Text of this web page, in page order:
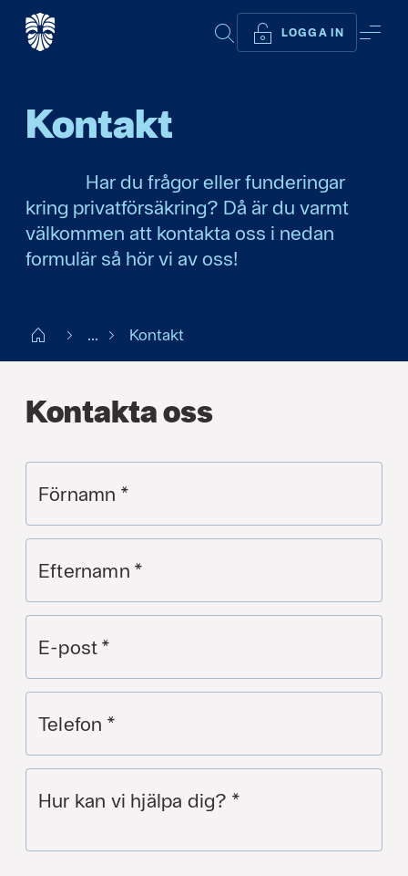
SÖK LOGGA IN
Kontakt
Har du frågor eller funderingar
kring privatförsäkring? Då är du varmt
välkommen att kontakta oss i nedan
formulär så hör vi av oss!
Start ... Kontakt
Kontakta oss
Förnamn *
Efternamn *
E-post*
Telefon *
Hur kan vi hjälpa dig? *